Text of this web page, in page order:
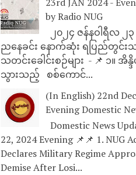
by Radio NUG
၂၀၂၄ ဇန်နဝါရီလ ၂
ညနေခင်း နောက်ဆုံး ရပြည်တွင်းသ
သတင်းခေါင်းစဉ်များ - 📌 ၁။
သွားသည့် စစ်ကောင်...
(In English) 22nd
Evening Domestic
Domestic News
22, 2024 Evening 📌📌 1. NUG
Declares Military Regime
Demise After Losi...